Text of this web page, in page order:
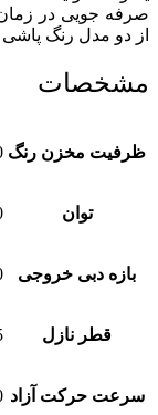
صرفه جویی در زمان
از دو مدل رنگ
مشخصات
ظرفیت مخزن رنگ
توان
بازه دبی خروجی
قطر نازل
سرعت حرکت آزاد